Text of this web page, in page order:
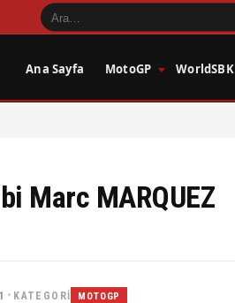
Ana Sayfa MotoGP WorldSBK
Marc MARQUEZ
• KATEGORI MOTOGP